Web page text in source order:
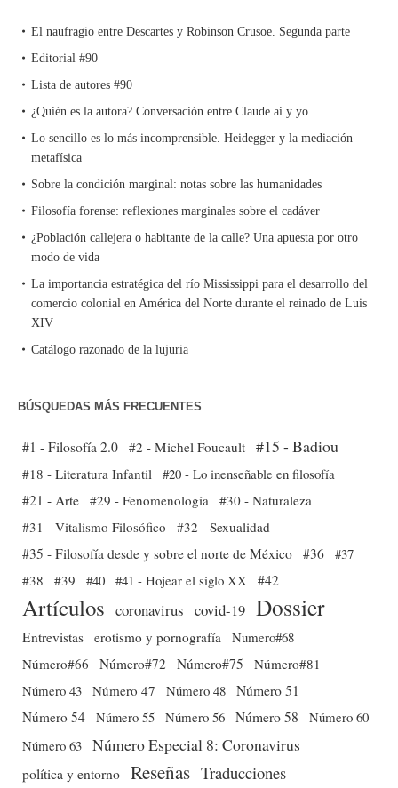
El naufragio entre Descartes y Robinson Crusoe. Segunda parte
Editorial #90
Lista de autores #90
¿Quién es la autora? Conversación entre Claude.ai y yo
Lo sencillo es lo más incomprensible. Heidegger y la mediación
metafísica
Sobre la condición marginal: notas sobre las humanidades
Filosofía forense: reflexiones marginales sobre el cadáver
¿Población callejera o habitante de la calle? Una apuesta por otro
modo de vida
La importancia estratégica del río Mississippi para el desarrollo del
comercio colonial en América del Norte durante el reinado de Luis
XIV
Catálogo razonado de la lujuria
BÚSQUEDAS MÁS FRECUENTES
#1 - Filosofía 2.0 #2 - Michel Foucault #15 - Badiou
#18 - Literatura Infantil #20 - Lo inenseñable en filosofía
#21 - Arte #29 - Fenomenología
#30 - Naturaleza
#31 - Vitalismo Filosófico
#32 - Sexualidad
#35 - Filosofía desde y sobre el norte de México #36 #37
#38
#39 #40 #41 - Hojear el siglo XX #42
Artículos coronavirus covid-19 Dossier
Entrevistas erotismo y pornografía
Numero#68
Número#66
Número#72 Número#75
Número#81
Número 43 Número 47 Número 48 Número 51
Número 54 Número 55 Número 56 Número 58
Número 60
Número 63 Número Especial 8: Coronavirus
política y entorno Reseñas Traducciones